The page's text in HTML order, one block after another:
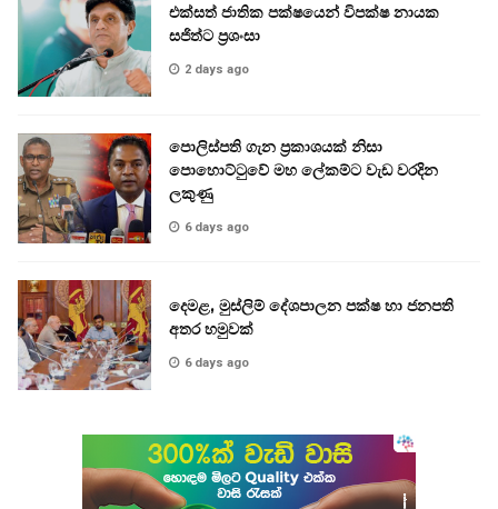
එක්සත් ජාතික පක්ෂයෙන් විපක්ෂ නායක
සජිත්ට ප්‍රශංසා
2 days ago
පොලිස්පති ගැන ප්‍රකාශයක් නිසා
පොහොට්ටුවේ මහ ලේකම්ට වැඩ වරදින
ලකුණු
6 days ago
දෙමළ, මුස්ලිම් දේශපාලන පක්ෂ හා ජනපති
අතර හමුවක්
6 days ago